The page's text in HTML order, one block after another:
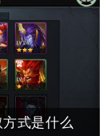
式是什么